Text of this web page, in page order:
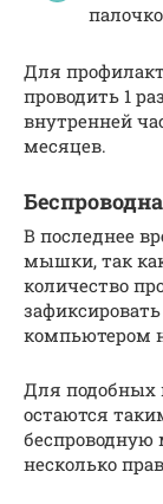
Для
проводить 1
внутренней
месяцев.
В последнее
мышки, так
количество
компьютером
Для подобных
остаются
несколько